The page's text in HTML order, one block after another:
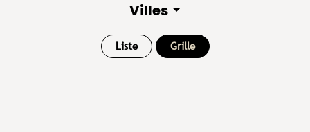
Villes
Liste Grille